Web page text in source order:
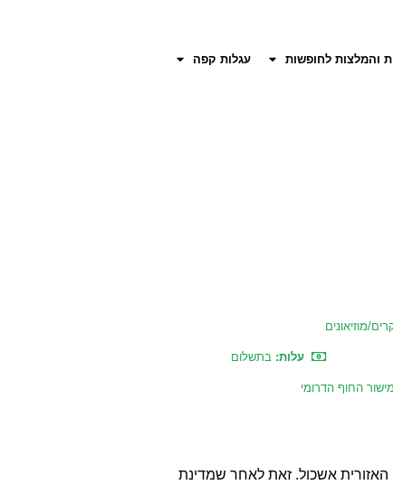
והמלצות לחופשות עגלות קפה
מוזיאונים
עלות:בתשלום
החוף הדרומי
משפחות המפונים מחבל ימית, במועצה האזורית אשכול. זאת לאחר שמדינת